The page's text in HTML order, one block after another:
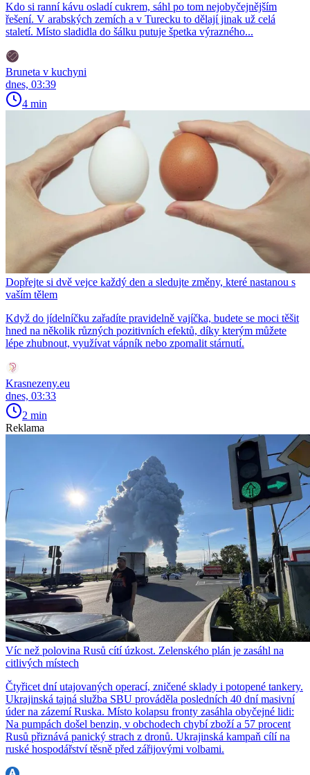
Kdo si ranní kávu osladí cukrem, sáhl po tom nejobyčejnějším
řešení. V arabských zemích a v Turecku to dělají jinak už celá
staletí. Místo sladidla do šálku putuje špetka výrazného...
Bruneta v kuchyni
dnes, 03:39
4 min
Dopřejte si dvě vejce každý den a sledujte změny, které nastanou s
vaším tělem
Když do jídelníčku zařadíte pravidelně vajíčka, budete se moci těšit
hned na několik různých pozitivních efektů, díky kterým můžete
lépe zhubnout, využívat vápník nebo zpomalit stárnutí.
Krasnezeny.eu
dnes, 03:33
2 min
Reklama
Víc než polovina Rusů cítí úzkost. Zelenského plán je zasáhl na
citlivých místech
Čtyřicet dní utajovaných operací, zničené sklady i potopené tankery.
Ukrajinská tajná služba SBU prováděla posledních 40 dní masivní
úder na zázemí Ruska. Místo kolapsu fronty zasáhla obyčejné lidi:
Na pumpách došel benzin, v obchodech chybí zboží a 57 procent
Rusů přiznává panický strach z dronů. Ukrajinská kampaň cílí na
ruské hospodářství těsně před zářijovými volbami.